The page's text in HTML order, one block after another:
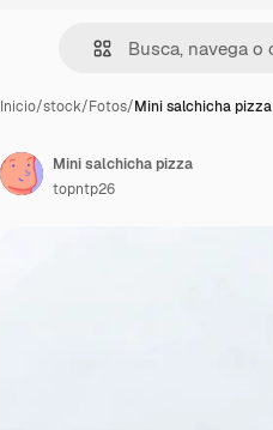
Inicio/stock/Fotos/Mini salchicha pizza
Mini salchicha pizza
topntp26